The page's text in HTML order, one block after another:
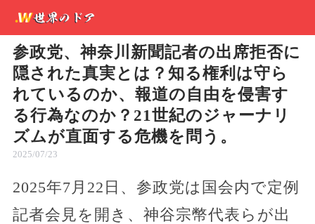
参政党、神奈川新聞記者の出席拒否に
隠された真実とは？知る権利は守ら
れているのか、報道の自由を侵害す
る行為なのか？21世紀のジャーナリ
ズムが直面する危機を問う。
2025/07/23
2025年7月22日、参政党は国会内で定例
記者会見を開き、神谷宗幣代表らが出